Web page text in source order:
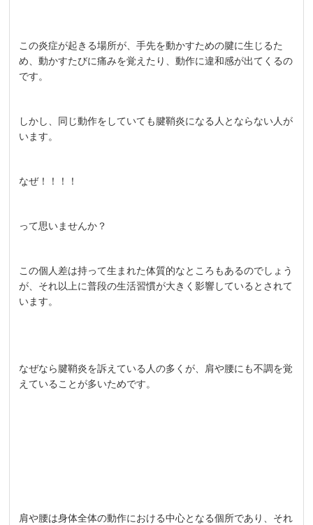
この炎症が起きる場所が、手先を動かすための腱に生じるた
め、動かすたびに痛みを覚えたり、動作に違和感が出てくるの
です。
しかし、同じ動作をしていても腱鞘炎になる人とならない人が
います。
なぜ！！！！
って思いませんか？
この個人差は持って生まれた体質的なところもあるのでしょう
が、それ以上に普段の生活習慣が大きく影響しているとされて
います。
なぜなら腱鞘炎を訴えている人の多くが、肩や腰にも不調を覚
えていることが多いためです。
肩や腰は身体全体の動作における中心となる個所であり、それ